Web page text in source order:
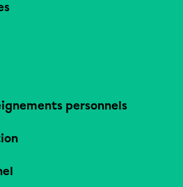
personnels